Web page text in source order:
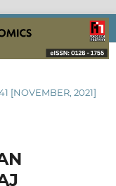
[NOVEMBER, 2021]